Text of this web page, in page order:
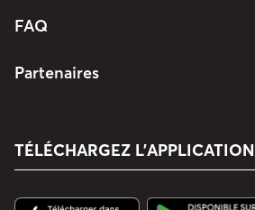
FAQ
Partenaires
TÉLÉCHARGEZ L’APPLICATION